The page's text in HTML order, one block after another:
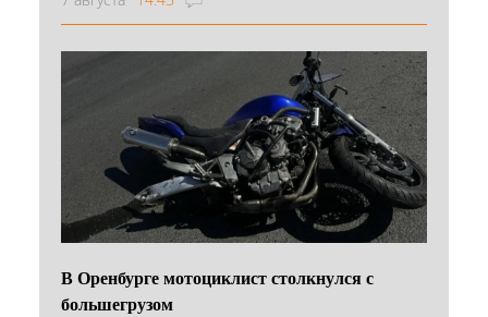
В Оренбурге мотоциклист столкнулся с
большегрузом